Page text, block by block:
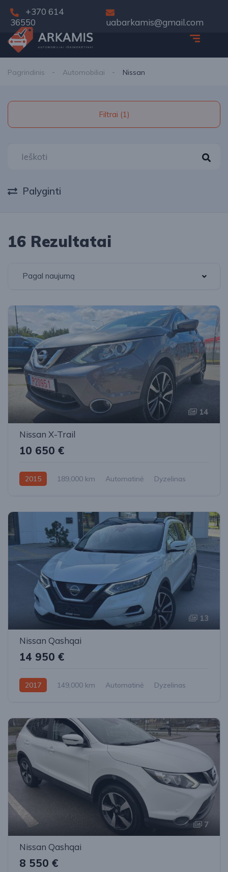
+370 614
36550
uabarkamis@gmail.com
Pagrindinis Automobiliai Nissan
Filtrai (1)
Palyginti
16 Rezultatai
Pagal naujumą
14
Nissan X-Trail
10 650 €
2015 189,000 km Automatinė
Dyzelinas
13
Nissan Qashqai
14 950 €
2017 149,000 km Automatinė
Dyzelinas
7
Nissan Qashqai
8 550 €